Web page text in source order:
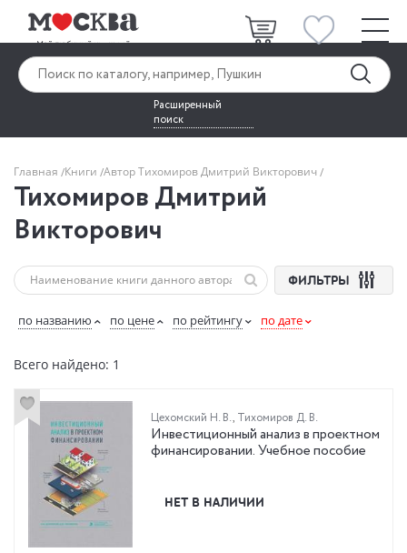
Расширенный
поиск
Главная Книги Автор Тихомиров Дмитрий Викторович
Тихомиров Дмитрий
Викторович
ФИЛЬТРЫ
по названию по цене по рейтингу по дате
Всего найдено: 1
Цехомский Н. В., Тихомиров Д. В.
Инвестиционный анализ в проектном
финансировании. Учебное пособие
НЕТ В НАЛИЧИИ